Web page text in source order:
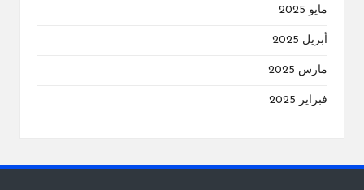
مايو 2025
أبريل 2025
مارس 2025
فبراير 2025